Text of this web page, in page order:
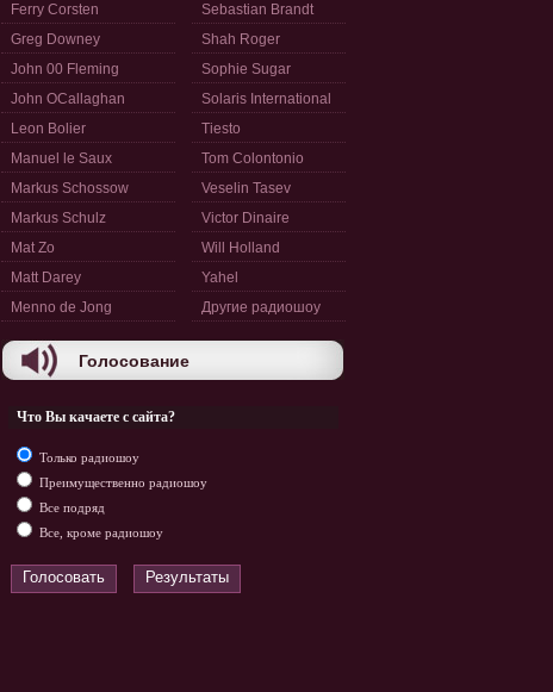
Ferry Corsten
Greg Downey
John 00 Fleming
John OCallaghan
Leon Bolier
Manuel le Saux
Markus Schossow
Markus Schulz
Mat Zo
Matt Darey
Menno de Jong
Sebastian Brandt
Shah Roger
Sophie Sugar
Solaris International
Tiesto
Tom Colontonio
Veselin Tasev
Victor Dinaire
Will Holland
Yahel
Другие радиошоу
Голосование
Что Вы качаете с сайта?
Только радиошоу
Преимущественно радиошоу
Все подряд
Все, кроме радиошоу
Голосовать Результаты